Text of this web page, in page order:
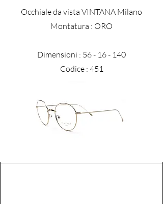
Occhiale da vista VINTANA Milano
​Montatura : ORO
Dimensioni : 56 - 16 - 140
Codice : 451